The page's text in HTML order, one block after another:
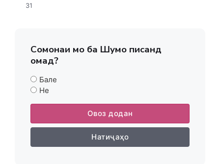
31
Сомонаи мо ба Шумо писанд
омад?
Бале
Не
Овоз додан
Натиҷаҳо